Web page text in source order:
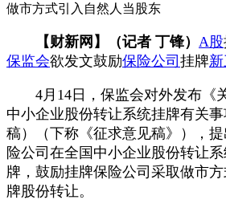
做市方式引入自然人当股东
【财新网】（记者 丁锋） A股
保监会欲发文鼓励保险公司 挂牌
4月14日，保监会对外发布《
中小企业股份转让系统挂牌有关
稿）（下称《征求意见稿》），
险公司在全国中小企业股份转让
牌，鼓励挂牌保险公司采取做市
牌股份转让。